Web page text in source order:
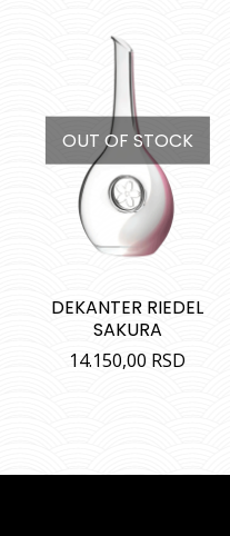
OUT OF STOCK
DEKANTER RIEDEL
SAKURA
14.150,00 RSD